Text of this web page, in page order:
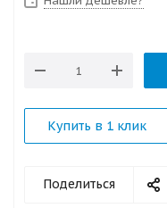
Купить в 1 клик
Поделиться